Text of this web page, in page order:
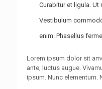
Curabitur et ligula. Ut
Vestibulum
enim. Phasellus
Lorem ipsum dolor sit
ante, luctus augue.
ipsum. Nunc elementum.